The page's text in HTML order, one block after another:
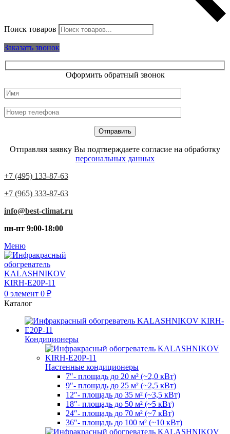
Поиск товаров
Заказать звонок
Оформить обратный звонок
Отправляя заявку Вы подтверждаете согласие на обработку
персональных данных
+7 (495) 133-87-63
+7 (965) 333-87-63
info@best-climat.ru
пн-пт 9:00-18:00
Меню
0 элемент 0 ₽
Каталог
Кондиционеры
Настенные кондиционеры
7″- площадь до 20 м² (~2,0 кВт)
9″- площадь до 25 м² (~2,5 кВт)
12″- площадь до 35 м² (~3,5 кВт)
18″- площадь до 50 м² (~5 кВт)
24″- площадь до 70 м² (~7 кВт)
36″- площадь до 100 м² (~10 кВт)